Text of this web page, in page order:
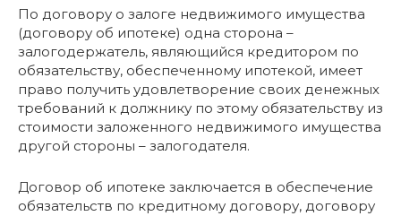
По договору о залоге недвижимого имущества
(договору об ипотеке) одна сторона –
залогодержатель, являющийся кредитором по
обязательству, обеспеченному ипотекой, имеет
право получить удовлетворение своих денежных
требований к должнику по этому обязательству из
стоимости заложенного недвижимого имущества
другой стороны – залогодателя.
Договор об ипотеке заключается в обеспечение
обязательств по кредитному договору, договору